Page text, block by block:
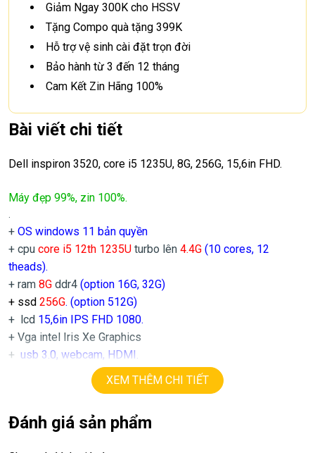
Giảm Ngay 300K cho HSSV
Tặng Compo quà tặng 399K
Hỗ trợ vệ sinh cài đặt trọn đời
Bảo hành từ 3 đến 12 tháng
Cam Kết Zin Hãng 100%
Bài viết chi tiết
Dell inspiron 3520, core i5 1235U, 8G, 256G, 15,6in FHD.
Máy đẹp 99%, zin 100%.
.
+ OS windows 11 bản quyền
+ cpu core i5 12th 1235U turbo lên 4.4G (10 cores, 12
theads).
+ ram 8G ddr4 (option 16G, 32G)
+ ssd 256G. (option 512G)
+ lcd 15,6in IPS FHD 1080.
+ Vga intel Iris Xe Graphics
+ usb 3.0, webcam, HDMI.
+ phím chiclet, full phím số.
Giá : 10.9tr
XEM THÊM CHI TIẾT
Đánh giá sản phẩm